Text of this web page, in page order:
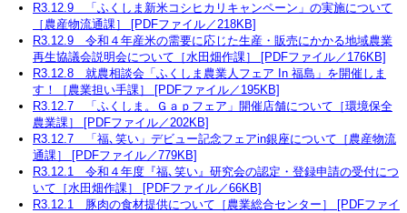
R3.12.9 「ふくしま新米コシヒカリキャンペーン」の実施について
［農産物流通課］ [PDFファイル／218KB]
R3.12.9 令和４年産米の需要に応じた生産・販売にかかる地域農業
再生協議会説明会について［水田畑作課］ [PDFファイル／176KB]
R3.12.8 就農相談会「ふくしま農業人フェア In 福島」を開催しま
す！［農業担い手課］ [PDFファイル／195KB]
R3.12.7 「ふくしま。Ｇａｐフェア」開催店舗について［環境保全
農業課］ [PDFファイル／202KB]
R3.12.7 「福､笑い」デビュー記念フェアin銀座について［農産物流
通課］ [PDFファイル／779KB]
R3.12.1 令和４年度『福､笑い』研究会の認定・登録申請の受付につ
いて［水田畑作課］ [PDFファイル／66KB]
R3.12.1 豚肉の食材提供について［農業総合センター］ [PDFファイ